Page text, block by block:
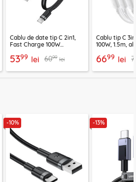
Cablu de date tip C 2in1,
Fast Charge 100W
5399 lei 6099 lei
Cablu tip C
100W, 1.5m,
6699 lei
-10% -13%